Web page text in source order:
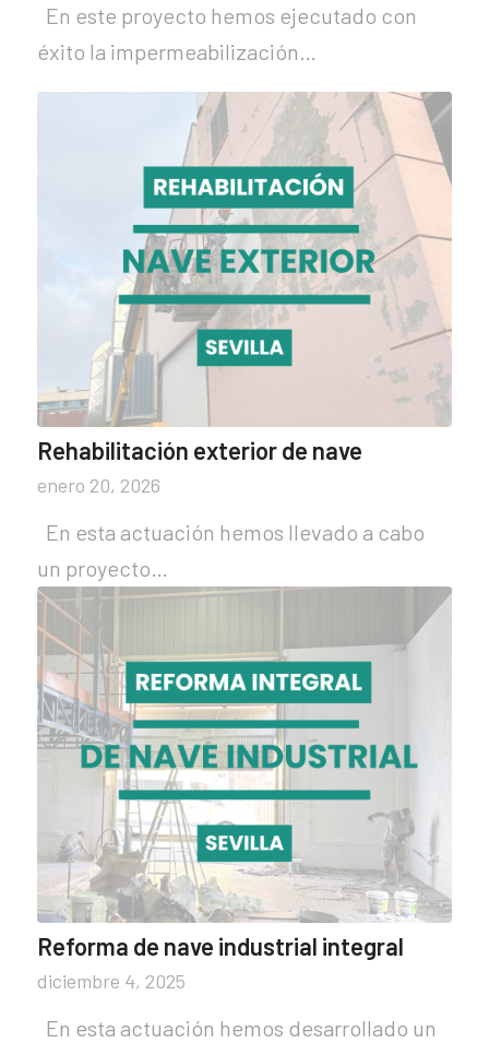
En este proyecto hemos ejecutado con
éxito la impermeabilización…
Rehabilitación exterior de nave
enero 20, 2026
En esta actuación hemos llevado a cabo
un proyecto…
Reforma de nave industrial integral
diciembre 4, 2025
En esta actuación hemos desarrollado un